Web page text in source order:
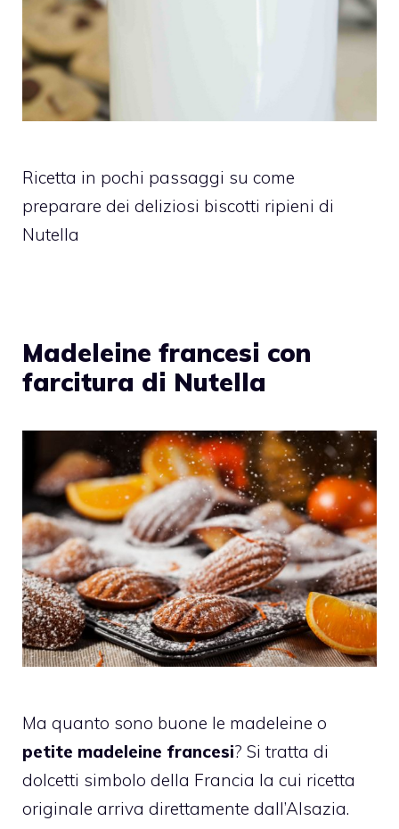
Ricetta in pochi passaggi su come
preparare dei deliziosi biscotti ripieni di
Nutella
Madeleine francesi con
farcitura di Nutella
Ma quanto sono buone le madeleine o
petite madeleine francesi? Si tratta di
dolcetti simbolo della Francia la cui ricetta
originale arriva direttamente dall’Alsazia.